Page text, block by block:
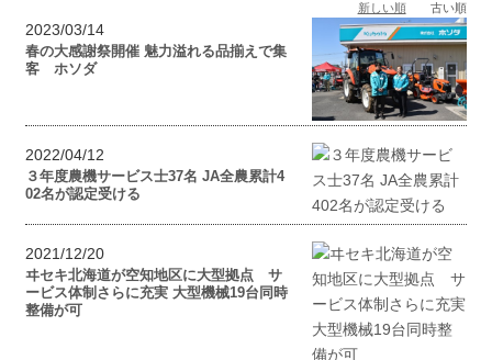
新しい順 古い順
2023/03/14
春の大感謝祭開催 魅力溢れる品揃えで集
客 ホソダ
2022/04/12
３年度農機サービス士37名 JA全農累計4
02名が認定受ける
2021/12/20
ヰセキ北海道が空知地区に大型拠点 サ
ービス体制さらに充実 大型機械19台同時
整備が可